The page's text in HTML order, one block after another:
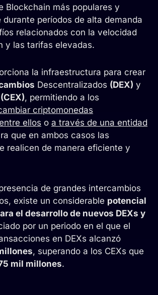
Blockchain más populares y
durante períodos de alta demanda
relacionados con la velocidad
y las tarifas elevadas.
la infraestructura para crear
Descentralizados (DEX) y
(CEX), permitiendo a los
criptomonedas
ellos o a través de una entidad
que en ambos casos las
realicen de manera eficiente y
de grandes intercambios
existe un considerable potencial
el desarrollo de nuevos DEXs y
por un periodo en el que el
en DEXs alcanzó
, superando a los CEXs que
mil millones.